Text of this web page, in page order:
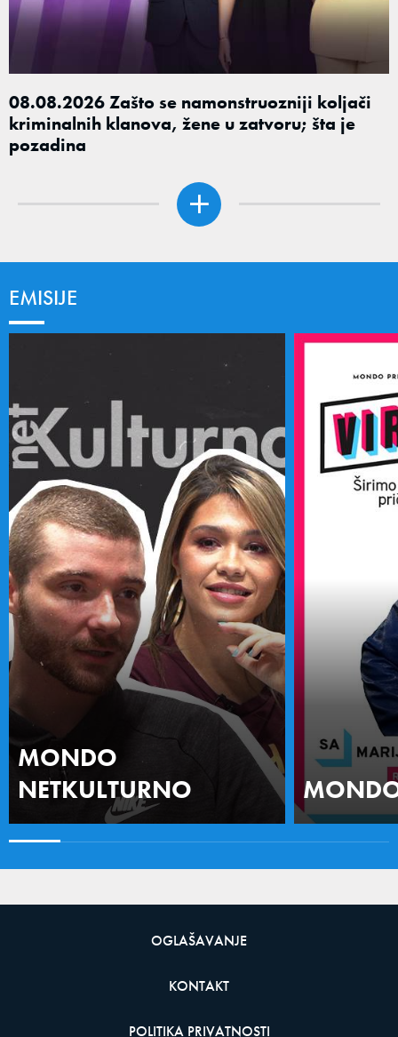
08.08.2026 Zašto se namonstruozniji koljači
kriminalnih klanova, žene u zatvoru; šta je
pozadina
EMISIJE
MONDO
NETKULTURNO
OGLAŠAVANJE
KONTAKT
POLITIKA PRIVATNOSTI